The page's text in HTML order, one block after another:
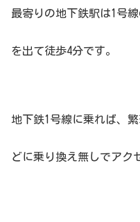
最寄りの地下鉄駅は1号
を出て徒歩4分です。
地下鉄1号線に乗れば、
どに乗り換え無しでアク